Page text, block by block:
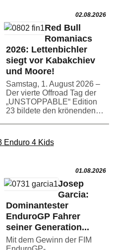
02.08.2026
Red Bull
Romaniacs
2026: Lettenbichler
siegt vor Kabakchiev
und Moore!
Samstag, 1. August 2026 –
Der vierte Offroad Tag der
„UNSTOPPABLE“ Edition
23 bildete den krönenden…
01.08.2026
Josep
Garcia:
Dominantester
EnduroGP Fahrer
seiner Generation...
Mit dem Gewinn der FIM